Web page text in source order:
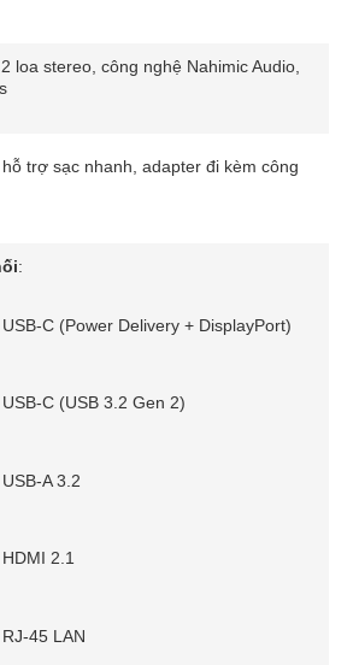
loa stereo, công nghệ Nahimic Audio,
trợ sạc nhanh, adapter đi kèm công
:
C (Power Delivery + DisplayPort)
C (USB 3.2 Gen 2)
A 3.2
2.1
45 LAN